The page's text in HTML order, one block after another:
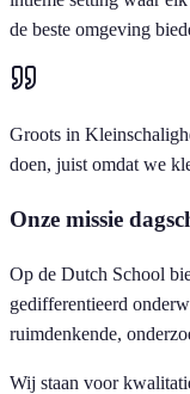
de beste omgeving
Groots in
doen, juist omdat we
Onze missie
Op de Dutch School
gedifferentieerd
ruimdenkende,
Wij staan voor